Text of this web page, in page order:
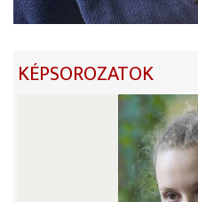
KÉPSOROZATOK